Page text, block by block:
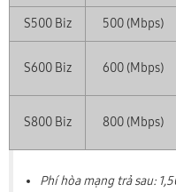
S500 Biz 500 (Mbps)
S600 Biz 600 (Mbps)
S800 Biz 800 (Mbps)
Phí hòa mạng trả sau: